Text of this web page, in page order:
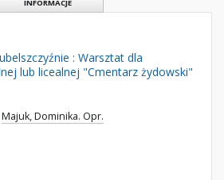
INFORMACJE
: Warsztat dla
lub licealnej "Cmentarz żydowski"
Majuk, Dominika. Opr.